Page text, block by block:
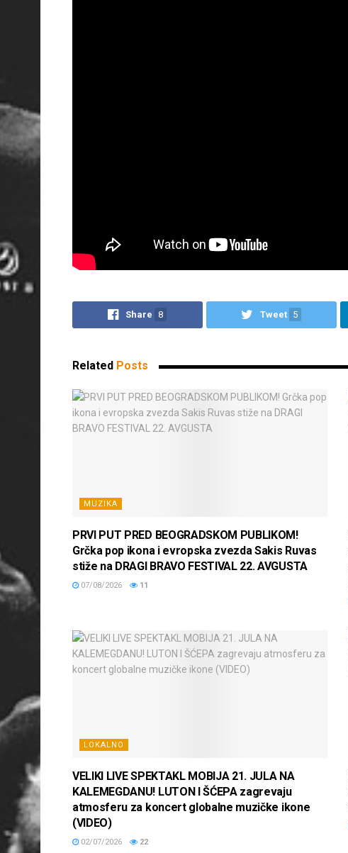
Share 8 Tweet 5
Related Posts
MUZIKA
PRVI PUT PRED BEOGRADSKOM PUBLIKOM!
Grčka pop ikona i evropska zvezda Sakis Ruvas
stiže na DRAGI BRAVO FESTIVAL 22. AVGUSTA
07/08/2026 11
LOKALNO
VELIKI LIVE SPEKTAKL MOBIJA 21. JULA NA
KALEMEGDANU! LUTON I ŠĆEPA zagrevaju
atmosferu za koncert globalne muzičke ikone
(VIDEO)
02/07/2026 22